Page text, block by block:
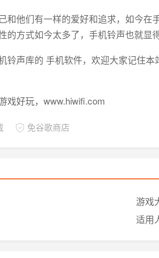
和他们有一样的爱好和追求，如今
的方式如今太多了，手机铃声也就显
铃声库的 手机软件，欢迎大家记住
戏好玩，www.hiwifi.com
免谷歌商店
游戏
适用